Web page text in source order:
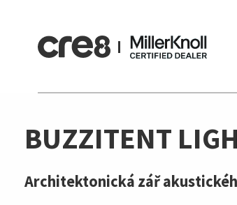
BUZZITENT
Architektonická zář